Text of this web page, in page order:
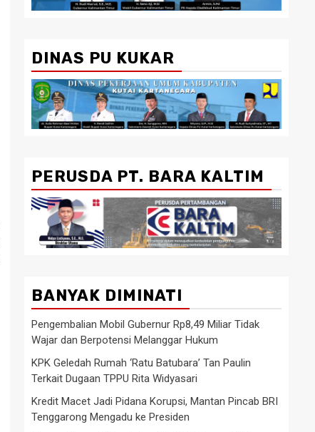
DINAS PU KUKAR
PERUSDA PT. BARA KALTIM
BANYAK DIMINATI
Pengembalian Mobil Gubernur Rp8,49 Miliar Tidak
Wajar dan Berpotensi Melanggar Hukum
KPK Geledah Rumah ‘Ratu Batubara’ Tan Paulin
Terkait Dugaan TPPU Rita Widyasari
Kredit Macet Jadi Pidana Korupsi, Mantan Pincab BRI
Tenggarong Mengadu ke Presiden